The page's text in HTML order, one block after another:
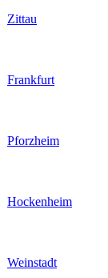
Zittau
Frankfurt
Pforzheim
Hockenheim
Weinstadt